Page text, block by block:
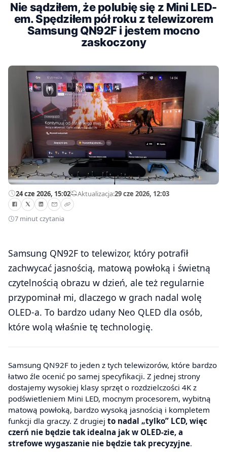
Nie sądziłem, że polubię się z Mini LED-
em. Spędziłem pół roku z telewizorem
Samsung QN92F i jestem mocno
zaskoczony
24 cze 2026, 15:02—Aktualizacja:29 cze 2026, 12:03
7 minut czytania
Samsung QN92F to telewizor, który potrafił
zachwycać jasnością, matową powłoką i świetną
czytelnością obrazu w dzień, ale też regularnie
przypominał mi, dlaczego w grach nadal wolę
OLED-a. To bardzo udany Neo QLED dla osób,
które wolą właśnie tę technologię.
Samsung QN92F to jeden z tych telewizorów, które bardzo
łatwo źle ocenić po samej specyfikacji. Z jednej strony
dostajemy wysokiej klasy sprzęt o rozdzielczości 4K z
podświetleniem Mini LED, mocnym procesorem, wybitną
matową powłoką, bardzo wysoką jasnością i kompletem
funkcji dla graczy. Z drugiej to nadal „tylko” LCD, więc
czerń nie będzie tak idealna jak w OLED-zie, a
strefowe wygaszanie nie będzie tak precyzyjne.